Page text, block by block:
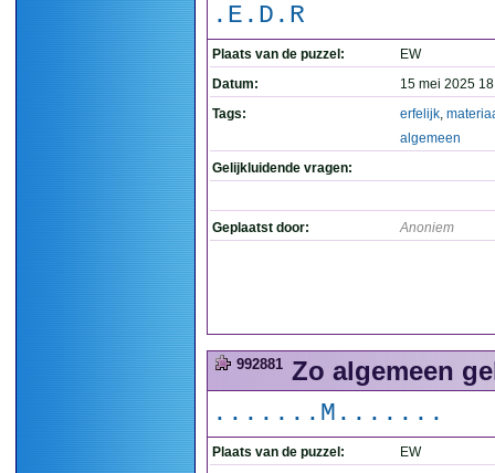
.E.D.R
Plaats van de puzzel:
EW
Datum:
15 mei 2025
Tags:
erfelijk,
algemeen
Gelijkluidende vragen:
Geplaatst door: Anoniem
992881 Zo algemeen
.......M.......
Plaats van de puzzel:
EW